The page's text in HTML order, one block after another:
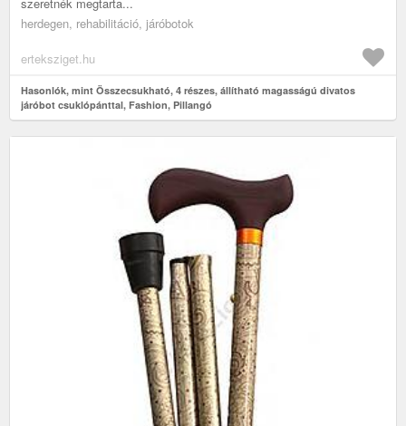
szeretnék megtarta...
herdegen, rehabilitáció, járóbotok
erteksziget.hu
Hasonlók, mint Összecsukható, 4 részes, állítható magasságú divatos
járóbot csuklópánttal, Fashion, Pillangó